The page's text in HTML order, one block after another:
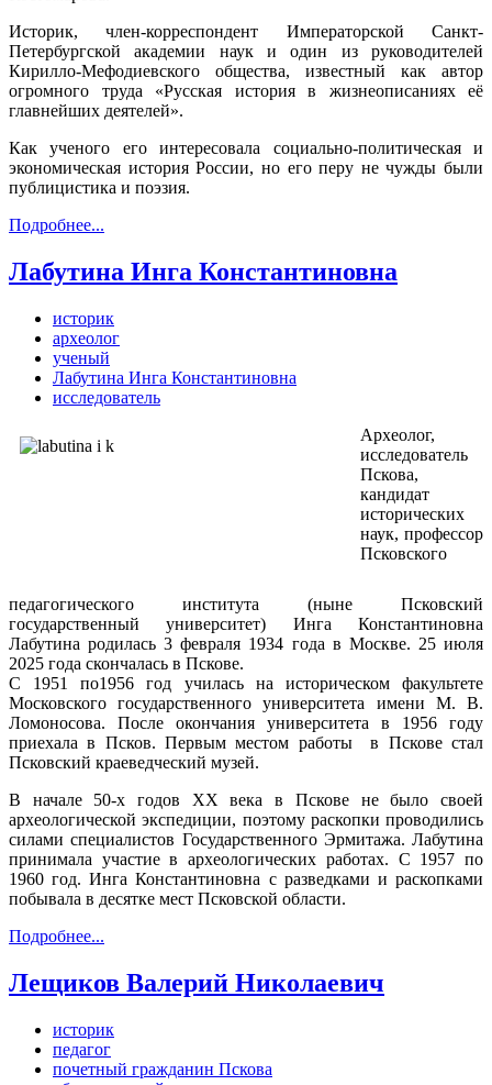
Историк, член-корреспондент Императорской Санкт-
Петербургской академии наук и один из руководителей
Кирилло-Мефодиевского общества, известный как автор
огромного труда «Русская история в жизнеописаниях её
главнейших деятелей».
Как ученого его интересовала социально-политическая и
экономическая история России, но его перу не чужды были
публицистика и поэзия.
Подробнее...
Лабутина Инга Константиновна
историк
археолог
ученый
Лабутина Инга Константиновна
исследователь
Археолог,
исследователь
Пскова,
кандидат
исторических
наук, профессор
Псковского
педагогического института (ныне Псковский
государственный университет) Инга Константиновна
Лабутина родилась 3 февраля 1934 года в Москве. 25 июля
2025 года скончалась в Пскове.
С 1951 по1956 год училась на историческом факультете
Московского государственного университета имени М. В.
Ломоносова. После окончания университета в 1956 году
приехала в Псков. Первым местом работы в Пскове стал
Псковский краеведческий музей.
В начале 50-х годов XX века в Пскове не было своей
археологической экспедиции, поэтому раскопки проводились
силами специалистов Государственного Эрмитажа. Лабутина
принимала участие в археологических работах. С 1957 по
1960 год. Инга Константиновна с разведками и раскопками
побывала в десятке мест Псковской области.
Подробнее...
Лещиков Валерий Николаевич
историк
педагог
почетный гражданин Пскова